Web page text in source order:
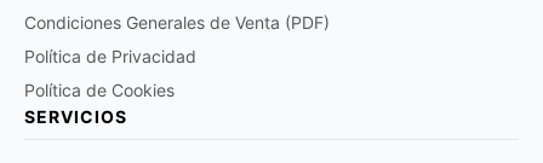
Condiciones Generales de Venta (PDF)
Política de Privacidad
Política de Cookies
SERVICIOS